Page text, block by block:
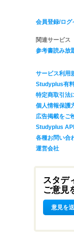
会員登録/ログ
関連サービス
参考書読み放
サービス利用
Studyplus有
特定商取引法
個人情報保護
広告掲載をご
Studyplus
各種お問い合
運営会社
スタデ
ご意見
意見を